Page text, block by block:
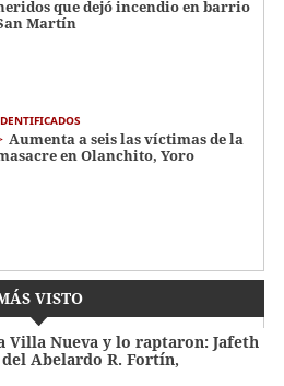
que dejó incendio en barrio
Martín
Aumenta a seis las víctimas de la
en Olanchito, Yoro
VISTO
Villa Nueva y lo raptaron: Jafeth
Abelardo R. Fortín,